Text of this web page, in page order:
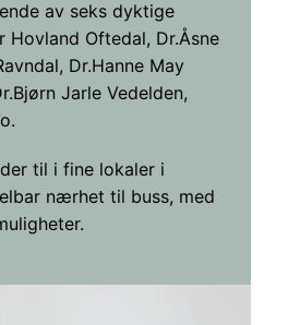
av seks dyktige
Hovland Oftedal, Dr.Åsne
Dr.Hanne May
Jarle Vedelden,
til i fine lokaler i
nærhet til buss, med